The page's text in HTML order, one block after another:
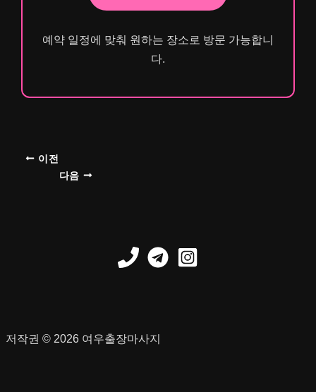
예약 일정에 맞춰 원하는 장소로 방문 가능합니
다.
이전
다음
저작권 © 2026 여우출장마사지